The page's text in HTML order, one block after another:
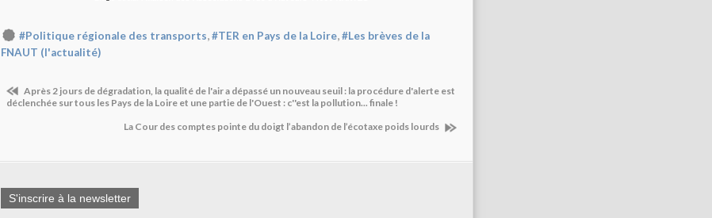
#Politique régionale des transports,#TER en Pays de la Loire,#Les brèves de la
FNAUT (l'actualité)
Après 2 jours de dégradation, la qualité de l'air a dépassé un nouveau seuil : la procédure d'alerte est
déclenchée sur tous les Pays de la Loire et une partie de l'Ouest : c''est la pollution... finale !
La Cour des comptes pointe du doigt l’abandon de l’écotaxe poids lourds
S'inscrire à la newsletter